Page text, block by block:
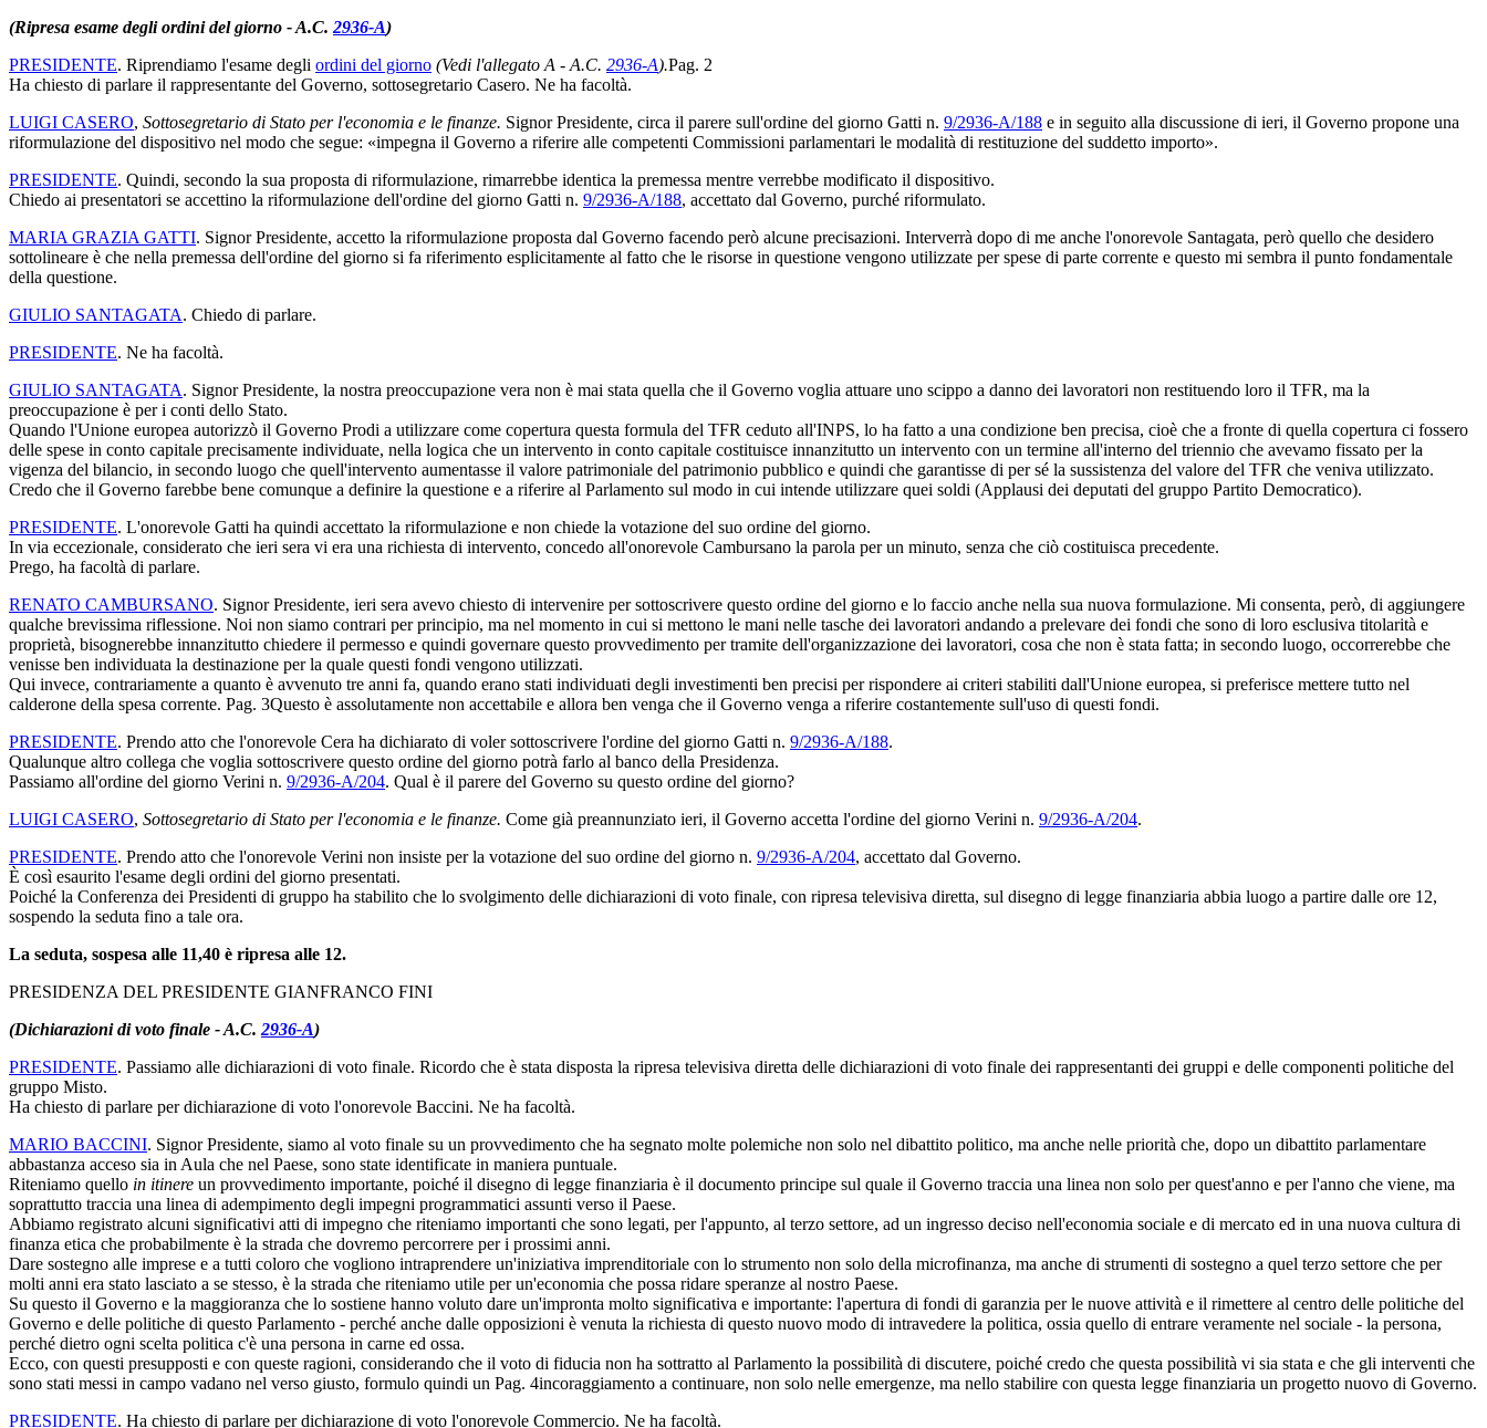
(Ripresa esame degli ordini del giorno - A.C. 2936-A)
PRESIDENTE. Riprendiamo l'esame degli ordini del giorno (Vedi l'allegato A - A.C. 2936-A).Pag. 2
Ha chiesto di parlare il rappresentante del Governo, sottosegretario Casero. Ne ha facoltà.
LUIGI CASERO, Sottosegretario di Stato per l'economia e le finanze. Signor Presidente, circa il parere sull'ordine del giorno Gatti n. 9/2936-A/188 e in seguito alla discussione di ieri, il Governo propone una
riformulazione del dispositivo nel modo che segue: «impegna il Governo a riferire alle competenti Commissioni parlamentari le modalità di restituzione del suddetto importo».
PRESIDENTE. Quindi, secondo la sua proposta di riformulazione, rimarrebbe identica la premessa mentre verrebbe modificato il dispositivo.
Chiedo ai presentatori se accettino la riformulazione dell'ordine del giorno Gatti n. 9/2936-A/188, accettato dal Governo, purché riformulato.
MARIA GRAZIA GATTI. Signor Presidente, accetto la riformulazione proposta dal Governo facendo però alcune precisazioni. Interverrà dopo di me anche l'onorevole Santagata, però quello che desidero
sottolineare è che nella premessa dell'ordine del giorno si fa riferimento esplicitamente al fatto che le risorse in questione vengono utilizzate per spese di parte corrente e questo mi sembra il punto fondamentale
della questione.
GIULIO SANTAGATA. Chiedo di parlare.
PRESIDENTE. Ne ha facoltà.
GIULIO SANTAGATA. Signor Presidente, la nostra preoccupazione vera non è mai stata quella che il Governo voglia attuare uno scippo a danno dei lavoratori non restituendo loro il TFR, ma la
preoccupazione è per i conti dello Stato.
Quando l'Unione europea autorizzò il Governo Prodi a utilizzare come copertura questa formula del TFR ceduto all'INPS, lo ha fatto a una condizione ben precisa, cioè che a fronte di quella copertura ci fossero
delle spese in conto capitale precisamente individuate, nella logica che un intervento in conto capitale costituisce innanzitutto un intervento con un termine all'interno del triennio che avevamo fissato per la
vigenza del bilancio, in secondo luogo che quell'intervento aumentasse il valore patrimoniale del patrimonio pubblico e quindi che garantisse di per sé la sussistenza del valore del TFR che veniva utilizzato.
Credo che il Governo farebbe bene comunque a definire la questione e a riferire al Parlamento sul modo in cui intende utilizzare quei soldi (Applausi dei deputati del gruppo Partito Democratico).
PRESIDENTE. L'onorevole Gatti ha quindi accettato la riformulazione e non chiede la votazione del suo ordine del giorno.
In via eccezionale, considerato che ieri sera vi era una richiesta di intervento, concedo all'onorevole Cambursano la parola per un minuto, senza che ciò costituisca precedente.
Prego, ha facoltà di parlare.
RENATO CAMBURSANO. Signor Presidente, ieri sera avevo chiesto di intervenire per sottoscrivere questo ordine del giorno e lo faccio anche nella sua nuova formulazione. Mi consenta, però, di aggiungere
qualche brevissima riflessione. Noi non siamo contrari per principio, ma nel momento in cui si mettono le mani nelle tasche dei lavoratori andando a prelevare dei fondi che sono di loro esclusiva titolarità e
proprietà, bisognerebbe innanzitutto chiedere il permesso e quindi governare questo provvedimento per tramite dell'organizzazione dei lavoratori, cosa che non è stata fatta; in secondo luogo, occorrerebbe che
venisse ben individuata la destinazione per la quale questi fondi vengono utilizzati.
Qui invece, contrariamente a quanto è avvenuto tre anni fa, quando erano stati individuati degli investimenti ben precisi per rispondere ai criteri stabiliti dall'Unione europea, si preferisce mettere tutto nel
calderone della spesa corrente. Pag. 3Questo è assolutamente non accettabile e allora ben venga che il Governo venga a riferire costantemente sull'uso di questi fondi.
PRESIDENTE. Prendo atto che l'onorevole Cera ha dichiarato di voler sottoscrivere l'ordine del giorno Gatti n. 9/2936-A/188.
Qualunque altro collega che voglia sottoscrivere questo ordine del giorno potrà farlo al banco della Presidenza.
Passiamo all'ordine del giorno Verini n. 9/2936-A/204. Qual è il parere del Governo su questo ordine del giorno?
LUIGI CASERO, Sottosegretario di Stato per l'economia e le finanze. Come già preannunziato ieri, il Governo accetta l'ordine del giorno Verini n. 9/2936-A/204.
PRESIDENTE. Prendo atto che l'onorevole Verini non insiste per la votazione del suo ordine del giorno n. 9/2936-A/204, accettato dal Governo.
È così esaurito l'esame degli ordini del giorno presentati.
Poiché la Conferenza dei Presidenti di gruppo ha stabilito che lo svolgimento delle dichiarazioni di voto finale, con ripresa televisiva diretta, sul disegno di legge finanziaria abbia luogo a partire dalle ore 12,
sospendo la seduta fino a tale ora.
La seduta, sospesa alle 11,40 è ripresa alle 12.
PRESIDENZA DEL PRESIDENTE GIANFRANCO FINI
(Dichiarazioni di voto finale - A.C. 2936-A)
PRESIDENTE. Passiamo alle dichiarazioni di voto finale. Ricordo che è stata disposta la ripresa televisiva diretta delle dichiarazioni di voto finale dei rappresentanti dei gruppi e delle componenti politiche del
gruppo Misto.
Ha chiesto di parlare per dichiarazione di voto l'onorevole Baccini. Ne ha facoltà.
MARIO BACCINI. Signor Presidente, siamo al voto finale su un provvedimento che ha segnato molte polemiche non solo nel dibattito politico, ma anche nelle priorità che, dopo un dibattito parlamentare
abbastanza acceso sia in Aula che nel Paese, sono state identificate in maniera puntuale.
Riteniamo quello in itinere un provvedimento importante, poiché il disegno di legge finanziaria è il documento principe sul quale il Governo traccia una linea non solo per quest'anno e per l'anno che viene, ma
soprattutto traccia una linea di adempimento degli impegni programmatici assunti verso il Paese.
Abbiamo registrato alcuni significativi atti di impegno che riteniamo importanti che sono legati, per l'appunto, al terzo settore, ad un ingresso deciso nell'economia sociale e di mercato ed in una nuova cultura di
finanza etica che probabilmente è la strada che dovremo percorrere per i prossimi anni.
Dare sostegno alle imprese e a tutti coloro che vogliono intraprendere un'iniziativa imprenditoriale con lo strumento non solo della microfinanza, ma anche di strumenti di sostegno a quel terzo settore che per
molti anni era stato lasciato a se stesso, è la strada che riteniamo utile per un'economia che possa ridare speranze al nostro Paese.
Su questo il Governo e la maggioranza che lo sostiene hanno voluto dare un'impronta molto significativa e importante: l'apertura di fondi di garanzia per le nuove attività e il rimettere al centro delle politiche del
Governo e delle politiche di questo Parlamento - perché anche dalle opposizioni è venuta la richiesta di questo nuovo modo di intravedere la politica, ossia quello di entrare veramente nel sociale - la persona,
perché dietro ogni scelta politica c'è una persona in carne ed ossa.
Ecco, con questi presupposti e con queste ragioni, considerando che il voto di fiducia non ha sottratto al Parlamento la possibilità di discutere, poiché credo che questa possibilità vi sia stata e che gli interventi che
sono stati messi in campo vadano nel verso giusto, formulo quindi un Pag. 4incoraggiamento a continuare, non solo nelle emergenze, ma nello stabilire con questa legge finanziaria un progetto nuovo di Governo.
PRESIDENTE. Ha chiesto di parlare per dichiarazione di voto l'onorevole Commercio. Ne ha facoltà.